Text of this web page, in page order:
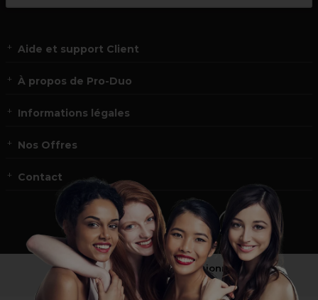
Aide et support Client
À propos de Pro-Duo
Informations légales
Nos Offres
Contact
Vous n’êtes pas un professionnel ?
Visitez notre site pourles particuliers !